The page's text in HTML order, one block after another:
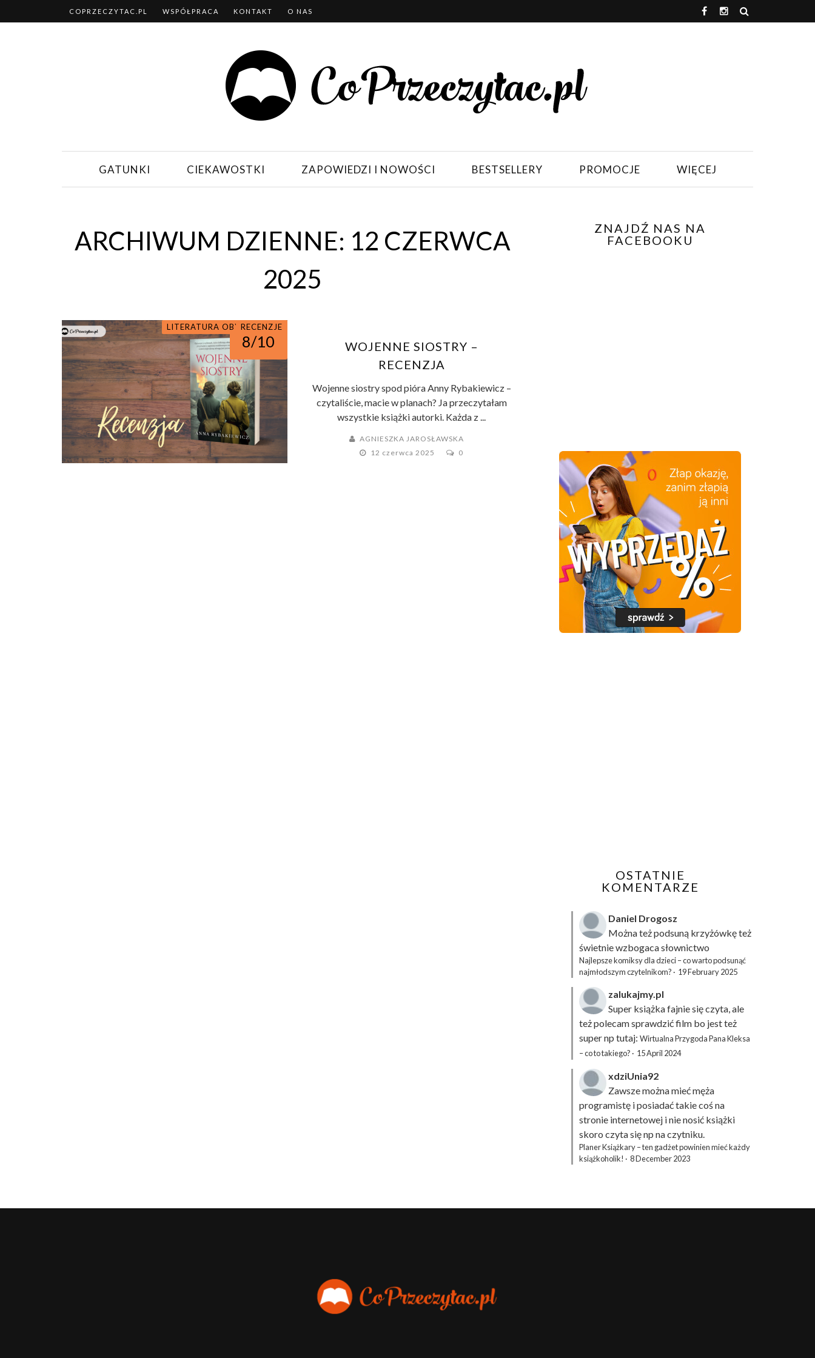
COPRZECZYTAC.PL WSPÓŁPRACA KONTAKT O NAS
GATUNKI CIEKAWOSTKI ZAPOWIEDZI I NOWOŚCI BESTSELLERY PROMOCJE WIĘCEJ
ARCHIWUM DZIENNE: 12 CZERWCA
2025
LITERATURA OBYCZAJOWA
RECENZJE
8/10
WOJENNE SIOSTRY –
RECENZJA
Wojenne siostry spod pióra Anny Rybakiewicz –
czytaliście, macie w planach? Ja przeczytałam
wszystkie książki autorki. Każda z ...
AGNIESZKA JAROSŁAWSKA
12 czerwca 2025
0
ZNAJDŹ NAS NA
FACEBOOKU
OSTATNIE
KOMENTARZE
Daniel Drogosz
Można też podsuną krzyżówkęteż
świetnie wzbogaca słownictwo
Najlepsze komiksy dla dzieci – co warto podsunąć
najmłodszym czytelnikom? · 19 February 2025
zalukajmy.pl
Super książka fajnie się czyta, ale
też polecam sprawdzić film bo jest też
super np tutaj: Wirtualna Przygoda Pana Kleksa
– co to takiego? · 15 April 2024
xdziUnia92
Zawsze można mieć męża
programistę i posiadać takie coś na
stronie internetowej i nie nosić książki
skoro czyta się np na czytniku.
Planer Książkary – ten gadżet powinien mieć każdy
książkoholik! · 8 December 2023